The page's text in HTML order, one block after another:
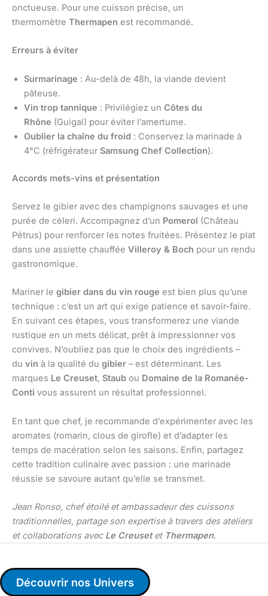
onctueuse. Pour une cuisson précise, un
thermomètre Thermapen est recommandé.
Erreurs à éviter
Surmarinage : Au-delà de 48h, la viande devient
pâteuse.
Vin trop tannique : Privilégiez un Côtes du
Rhône (Guigal) pour éviter l’amertume.
Oublier la chaîne du froid : Conservez la marinade à
4°C (réfrigérateur Samsung Chef Collection).
Accords mets-vins et présentation
Servez le gibier avec des champignons sauvages et une
purée de céleri. Accompagnez d’un Pomerol (Château
Pétrus) pour renforcer les notes fruitées. Présentez le plat
dans une assiette chauffée Villeroy & Boch pour un rendu
gastronomique.
Mariner le gibier dans du vin rouge est bien plus qu’une
technique : c’est un art qui exige patience et savoir-faire.
En suivant ces étapes, vous transformerez une viande
rustique en un mets délicat, prêt à impressionner vos
convives. N’oubliez pas que le choix des ingrédients –
du vin à la qualité du gibier – est déterminant. Les
marques Le Creuset, Staub ou Domaine de la Romanée-
Conti vous assurent un résultat professionnel.
En tant que chef, je recommande d’expérimenter avec les
aromates (romarin, clous de girofle) et d’adapter les
temps de macération selon les saisons. Enfin, partagez
cette tradition culinaire avec passion : une marinade
réussie se savoure autant qu’elle se transmet.
Jean Ronso, chef étoilé et ambassadeur des cuissons
traditionnelles, partage son expertise à travers des ateliers
et collaborations avec Le Creusetet Thermapen.
Découvrir nos Univers